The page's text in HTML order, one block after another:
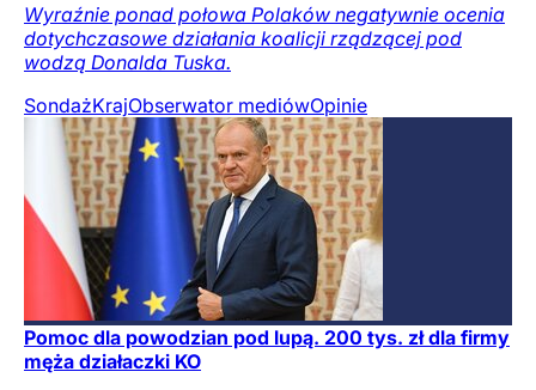
Wyraźnie ponad połowa Polaków negatywnie ocenia
dotychczasowe działania koalicji rządzącej pod
wodzą Donalda Tuska.
SondażKrajObserwator mediówOpinie
Pomoc dla powodzian pod lupą. 200 tys. zł dla firmy
męża działaczki KO